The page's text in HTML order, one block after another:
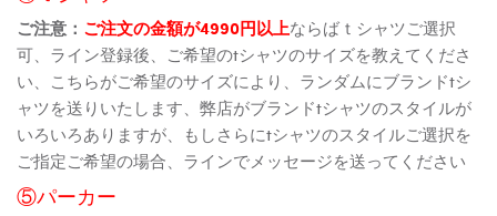
ご注意： ご注文の金額が4990円以上ならばｔシャツご選択
可、ライン登録後、ご希望のtシャツのサイズを教えてくださ
い、こちらがご希望のサイズにより、ランダムにブランドtシ
ャツを送りいたします、弊店がブランドtシャツのスタイルが
いろいろありますが、もしさらにtシャツのスタイルご選択を
ご指定ご希望の場合、ラインでメッセージを送ってください
⑤パーカー